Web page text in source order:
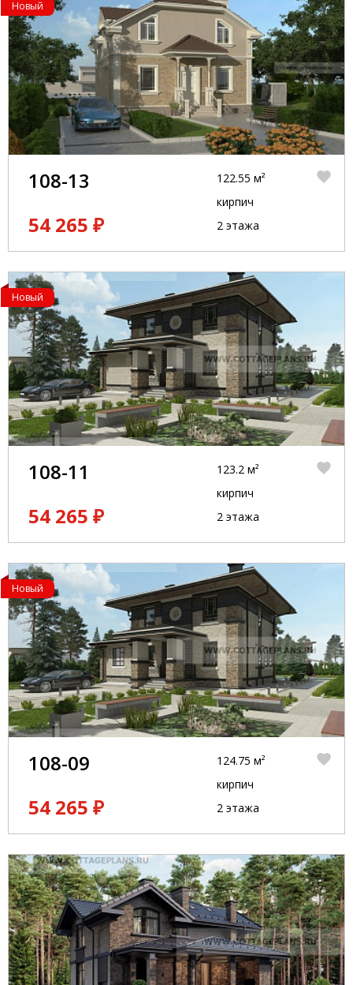
Новый
108-13
54 265 ₽
122.55 м²
кирпич
2 этажа
Новый
108-11
54 265 ₽
123.2 м²
кирпич
2 этажа
Новый
108-09
54 265 ₽
124.75 м²
кирпич
2 этажа